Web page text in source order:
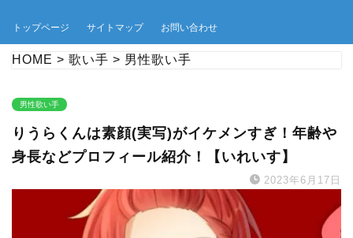
トップページ サイトマップ お問い合わせ
HOME > 歌い手 > 男性歌い手
男性歌い手
りうらくんは素顔(実写)がイケメンすぎ！年齢や
身長などプロフィール紹介！【いれいす】
2023年6月17日